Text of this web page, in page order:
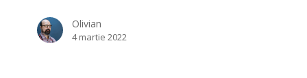
Olivian
4 martie 2022